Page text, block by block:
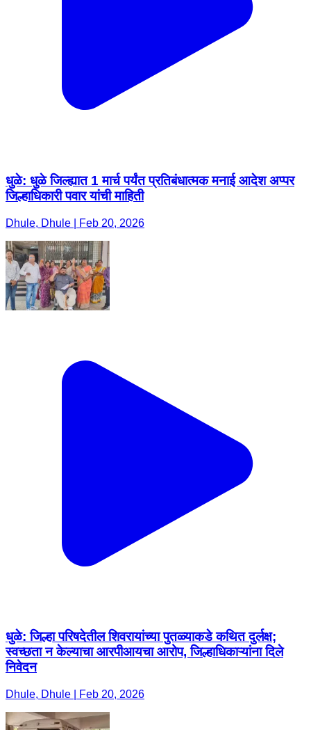
धुळे: धुळे जिल्ह्यात 1 मार्च पर्यंत प्रतिबंधात्मक मनाई आदेश अप्पर
जिल्हाधिकारी पवार यांची माहिती
Dhule, Dhule | Feb 20, 2026
धुळे: जिल्हा परिषदेतील शिवरायांच्या पुतळ्याकडे कथित दुर्लक्ष;
स्वच्छता न केल्याचा आरपीआयचा आरोप, जिल्हाधिकाऱ्यांना दिले
निवेदन
Dhule, Dhule | Feb 20, 2026